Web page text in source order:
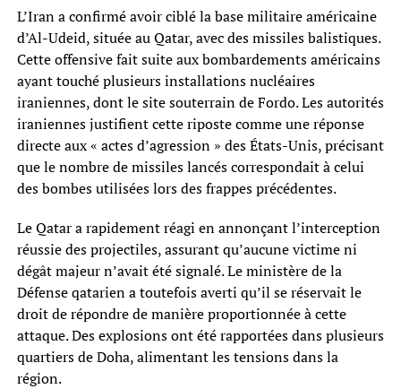
L’Iran a confirmé avoir ciblé la base militaire américaine
d’Al-Udeid, située au Qatar, avec des missiles balistiques.
Cette offensive fait suite aux bombardements américains
ayant touché plusieurs installations nucléaires
iraniennes, dont le site souterrain de Fordo. Les autorités
iraniennes justifient cette riposte comme une réponse
directe aux « actes d’agression » des États-Unis, précisant
que le nombre de missiles lancés correspondait à celui
des bombes utilisées lors des frappes précédentes.
Le Qatar a rapidement réagi en annonçant l’interception
réussie des projectiles, assurant qu’aucune victime ni
dégât majeur n’avait été signalé. Le ministère de la
Défense qatarien a toutefois averti qu’il se réservait le
droit de répondre de manière proportionnée à cette
attaque. Des explosions ont été rapportées dans plusieurs
quartiers de Doha, alimentant les tensions dans la
région.